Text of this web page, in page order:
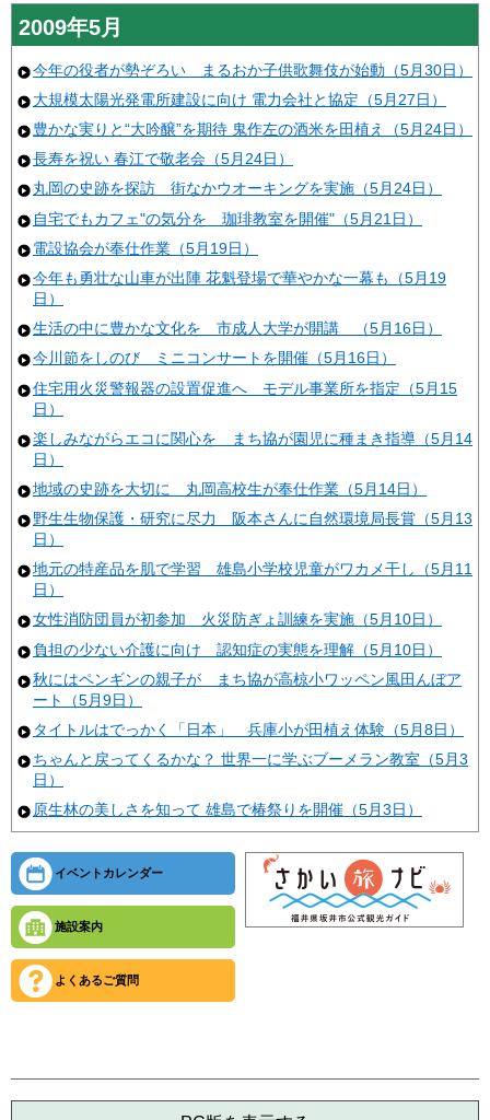
2009年5月
今年の役者が勢ぞろい まるおか子供歌舞伎が始動（5月30日）
大規模太陽光発電所建設に向け 電力会社と協定（5月27日）
豊かな実りと“大吟醸”を期待 鬼作左の酒米を田植え（5月24日）
長寿を祝い 春江で敬老会（5月24日）
丸岡の史跡を探訪 街なかウオーキングを実施（5月24日）
自宅でもカフェ"の気分を 珈琲教室を開催"（5月21日）
電設協会が奉仕作業（5月19日）
今年も勇壮な山車が出陣 花魁登場で華やかな一幕も（5月19
日）
生活の中に豊かな文化を 市成人大学が開講 （5月16日）
今川節をしのび ミニコンサートを開催（5月16日）
住宅用火災警報器の設置促進へ モデル事業所を指定（5月15
日）
楽しみながらエコに関心を まち協が園児に種まき指導（5月14
日）
地域の史跡を大切に 丸岡高校生が奉仕作業（5月14日）
野生生物保護・研究に尽力 阪本さんに自然環境局長賞（5月13
日）
地元の特産品を肌で学習 雄島小学校児童がワカメ干し（5月11
日）
女性消防団員が初参加 火災防ぎょ訓練を実施（5月10日）
負担の少ない介護に向け 認知症の実態を理解（5月10日）
秋にはペンギンの親子が まち協が高椋小ワッペン風田んぼア
ート（5月9日）
タイトルはでっかく「日本」 兵庫小が田植え体験（5月8日）
ちゃんと戻ってくるかな？ 世界一に学ぶブーメラン教室（5月3
日）
原生林の美しさを知って 雄島で椿祭りを開催（5月3日）
イベントカレンダー
施設案内
よくあるご質問